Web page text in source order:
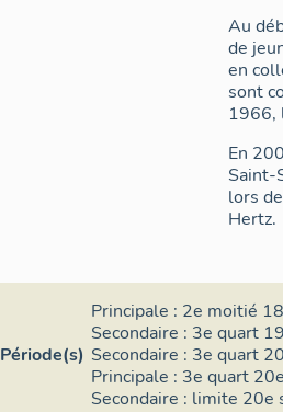
Au
de
en
sont
1966,
En
Saint-
lors
Hertz.
Période(s)
Principale : 2e moitié
Secondaire : 3e quart
Secondaire : 3e quart
Principale : 3e quart
Secondaire : limite 20e